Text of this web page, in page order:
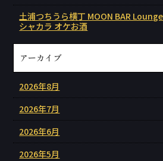
土浦つちうら横丁 MOON BAR
シャカラ オケお酒
アーカイブ
2026年8月
2026年7月
2026年6月
2026年5月